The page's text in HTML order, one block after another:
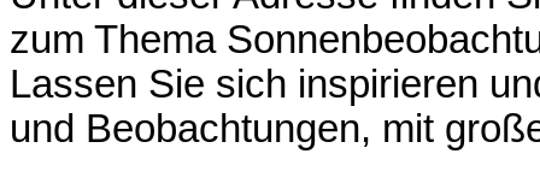
zum Thema
Lassen Sie sich inspirieren
und Beobachtungen, mit